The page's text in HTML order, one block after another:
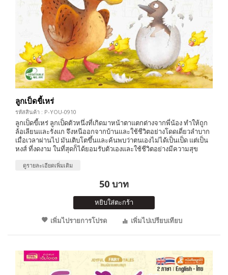
ลูกเป็ดขี้เหร่
รหัสสินค้า : P-YOU-0910
ลูกเป็ดขี้เหร่ ลูกเป็ดตัวหนึ่งที่เกิดมาหน้าตาแตกต่างจากพี่น้อง ทำให้ถูก
ล้อเลียนและรังแก จึงหนีออกจากบ้านและใช้ชีวิตอย่างโดดเดี่ยวลำบาก
เมื่อเวลาผ่านไป มันเติบโตขึ้นและค้นพบว่าตนเองไม่ได้เป็นเป็ด แต่เป็น
หงส์ ที่งดงาม ในที่สุดก็ได้ยอมรับตัวเองและใช้ชีวิตอย่างมีความสุข
ดูรายละเอียดเพิ่มเติม
50 บาท
หยิบใส่ตะกร้า
เพิ่มไปรายการโปรด
เพิ่มไปเปรียบเทียบ